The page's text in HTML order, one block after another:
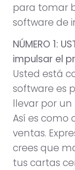
para tomar
software de
NÚMERO 1:
impulsar el
Usted está
software es
llevar por un
Así es como
ventas.
crees que
tus cartas